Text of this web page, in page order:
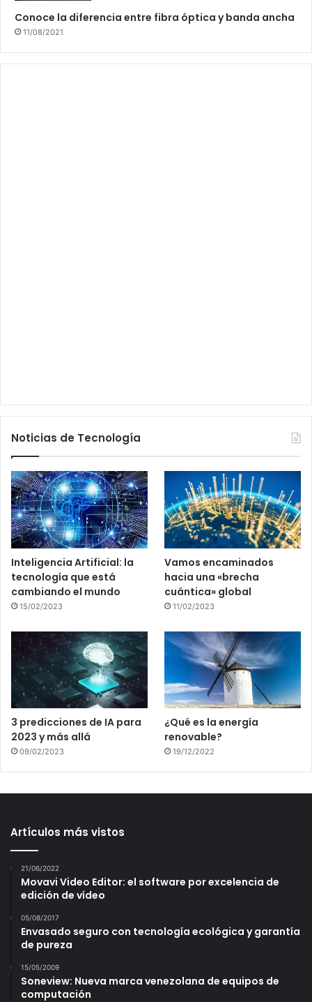
Conoce la diferencia entre fibra óptica y banda ancha
11/08/2021
Noticias de Tecnología
Inteligencia Artificial: la
tecnología que está
cambiando el mundo
15/02/2023
Vamos encaminados
hacia una «brecha
cuántica» global
11/02/2023
3 predicciones de IA para
2023 y más allá
09/02/2023
¿Qué es la energía
renovable?
19/12/2022
Artículos más vistos
21/06/2022
Movavi Video Editor: el software por excelencia de
edición de vídeo
05/08/2017
Envasado seguro con tecnología ecológica y garantía
de pureza
15/05/2009
Soneview: Nueva marca venezolana de equipos de
computación